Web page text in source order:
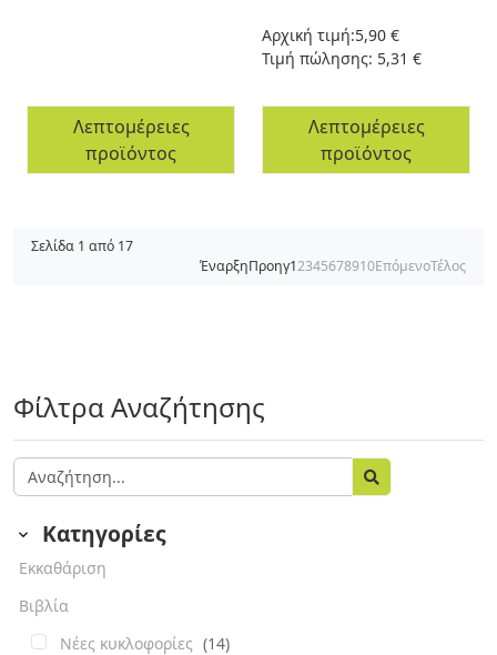
Λεπτομέρειες
προϊόντος
Αρχική τιμή:5,90 €
Τιμή πώλησης: 5,31 €
Λεπτομέρειες
προϊόντος
Σελίδα 1 από 17
ΈναρξηΠροηγ12345678910ΕπόμενοΤέλος
Φίλτρα Αναζήτησης
Κατηγορίες
Εκκαθάριση
Βιβλία
Νέες κυκλοφορίες (14)